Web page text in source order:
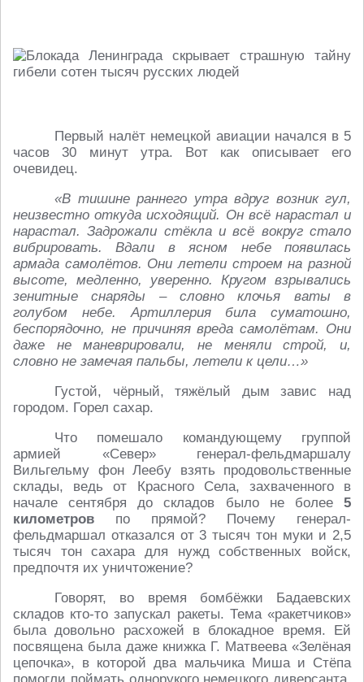
Первый налёт немецкой авиации начался в 5
часов 30 минут утра. Вот как описывает его
очевидец.
«В тишине раннего утра вдруг возник гул,
неизвестно откуда исходящий. Он всё нарастал и
нарастал. Задрожали стёкла и всё вокруг стало
вибрировать. Вдали в ясном небе появилась
армада самолётов. Они летели строем на разной
высоте, медленно, уверенно. Кругом взрывались
зенитные снаряды – словно клочья ваты в
голубом небе. Артиллерия била суматошно,
беспорядочно, не причиняя вреда самолётам. Они
даже не маневрировали, не меняли строй, и,
словно не замечая пальбы, летели к цели…»
Густой, чёрный, тяжёлый дым завис над
городом. Горел сахар.
Что помешало командующему группой
армией «Север» генерал-фельдмаршалу
Вильгельму фон Леебу взять продовольственные
склады, ведь от Красного Села, захваченного в
начале сентября до складов было не более 5
километров по прямой? Почему генерал-
фельдмаршал отказался от 3 тысяч тон муки и 2,5
тысяч тон сахара для нужд собственных войск,
предпочтя их уничтожение?
Говорят, во время бомбёжки Бадаевских
складов кто-то запускал ракеты. Тема «ракетчиков»
была довольно расхожей в блокадное время. Ей
посвящена была даже книжка Г. Матвеева «Зелёная
цепочка», в которой два мальчика Миша и Стёпа